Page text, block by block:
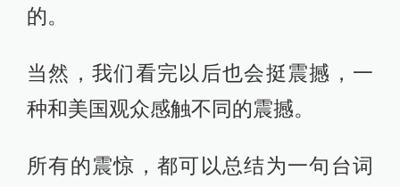
的。
当然，我们看完以后也会挺震撼，一
种和美国观众感触不同的震撼。
所有的震惊，都可以总结为一句台词